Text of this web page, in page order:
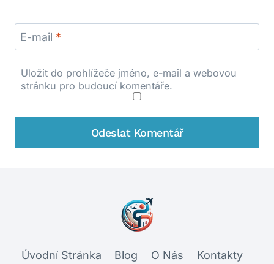
E-mail *
Uložit do prohlížeče jméno, e-mail a webovou
stránku pro budoucí komentáře.
Úvodní Stránka Blog O Nás Kontakty